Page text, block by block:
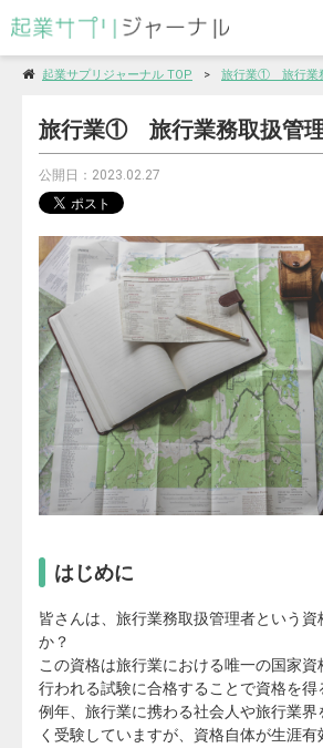
起業サプリジャーナル TOP 旅行業① 旅行業
旅行業① 旅行業務取扱管
公開日：2023.02.27
はじめに
皆さんは、旅行業務取扱管理者という資
か？
この資格は旅行業における唯一の国家
行われる試験に合格することで資格を得
例年、旅行業に携わる社会人や旅行業界
く受験していますが、資格自体が生涯